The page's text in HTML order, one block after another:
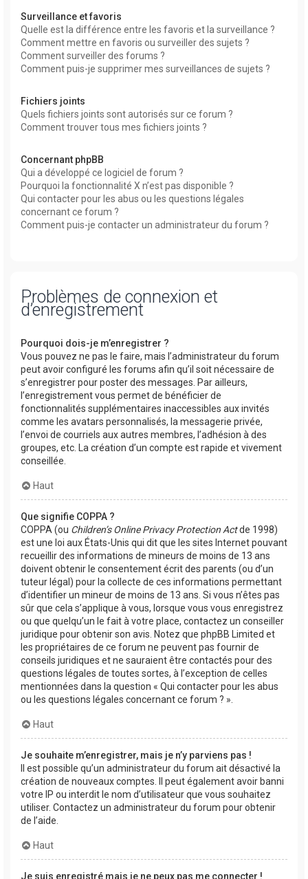
Surveillance et favoris
Quelle est la différence entre les favoris et la surveillance ?
Comment mettre en favoris ou surveiller des sujets ?
Comment surveiller des forums ?
Comment puis-je supprimer mes surveillances de sujets ?
Fichiers joints
Quels fichiers joints sont autorisés sur ce forum ?
Comment trouver tous mes fichiers joints ?
Concernant phpBB
Qui a développé ce logiciel de forum ?
Pourquoi la fonctionnalité X n’est pas disponible ?
Qui contacter pour les abus ou les questions légales
concernant ce forum ?
Comment puis-je contacter un administrateur du forum ?
Problèmes de connexion et
d’enregistrement
Pourquoi dois-je m’enregistrer ?
Vous pouvez ne pas le faire, mais l’administrateur du forum
peut avoir configuré les forums afin qu’il soit nécessaire de
s’enregistrer pour poster des messages. Par ailleurs,
l’enregistrement vous permet de bénéficier de
fonctionnalités supplémentaires inaccessibles aux invités
comme les avatars personnalisés, la messagerie privée,
l’envoi de courriels aux autres membres, l’adhésion à des
groupes, etc. La création d’un compte est rapide et vivement
conseillée.
Haut
Que signifie COPPA ?
COPPA (ou Children’s Online Privacy Protection Actde 1998)
est une loi aux États-Unis qui dit que les sites Internet pouvant
recueillir des informations de mineurs de moins de 13 ans
doivent obtenir le consentement écrit des parents (ou d’un
tuteur légal) pour la collecte de ces informations permettant
d’identifier un mineur de moins de 13 ans. Si vous n’êtes pas
sûr que cela s’applique à vous, lorsque vous vous enregistrez
ou que quelqu’un le fait à votre place, contactez un conseiller
juridique pour obtenir son avis. Notez que phpBB Limited et
les propriétaires de ce forum ne peuvent pas fournir de
conseils juridiques et ne sauraient être contactés pour des
questions légales de toutes sortes, à l’exception de celles
mentionnées dans la question « Qui contacter pour les abus
ou les questions légales concernant ce forum ? ».
Haut
Je souhaite m’enregistrer, mais je n’y parviens pas !
Il est possible qu’un administrateur du forum ait désactivé la
création de nouveaux comptes. Il peut également avoir banni
votre IP ou interdit le nom d’utilisateur que vous souhaitez
utiliser. Contactez un administrateur du forum pour obtenir
de l’aide.
Haut
Je suis enregistré mais je ne peux pas me connecter !